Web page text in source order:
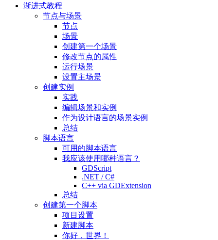
渐进式教程
节点与场景
节点
场景
创建第一个场景
修改节点的属性
运行场景
设置主场景
创建实例
实践
编辑场景和实例
作为设计语言的场景实例
总结
脚本语言
可用的脚本语言
我应该使用哪种语言？
GDScript
.NET / C#
C++ via GDExtension
总结
创建第一个脚本
项目设置
新建脚本
你好，世界！